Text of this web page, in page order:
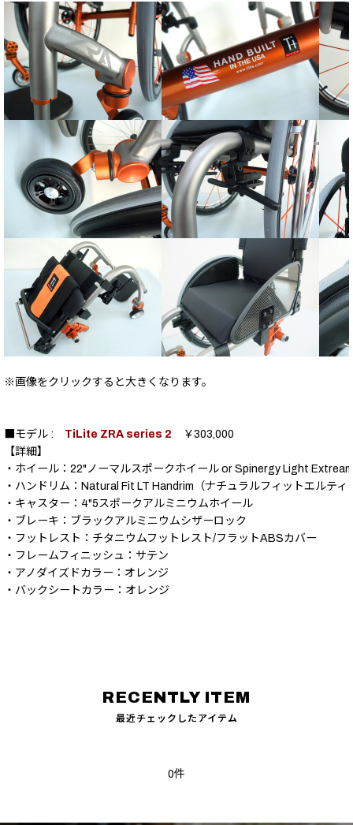
※画像をクリックすると大きくなります。
■モデル : TiLite ZRA series 2 ￥303,000
【詳細】
・ホイール：22"ノーマルスポークホイール or Spinergy Light
・ハンドリム：Natural Fit LT Handrim（ナチュラルフィットエルティ
・キャスター：4"5スポークアルミニウムホイール
・ブレーキ：ブラックアルミニウムシザーロック
・フットレスト：チタニウムフットレスト/フラットABSカバー
・フレームフィニッシュ：サテン
・アノダイズドカラー：オレンジ
・バックシートカラー：オレンジ
最近チェックしたアイテム
0件